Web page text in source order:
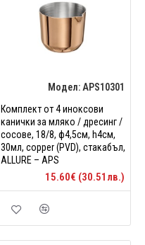
Модел: APS10301
Комплект от 4 иноксови
канички за мляко / дресинг /
сосове, 18/8, ф4,5см, h4см,
30мл, copper (PVD), стакабъл,
ALLURE – APS
15.60€ (30.51лв.)